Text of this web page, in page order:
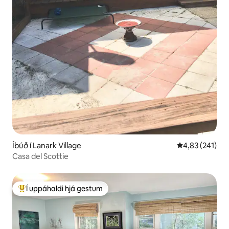
Íbúð í Lanark Village 4,83 af 5 í
4,83 (241)
Casa del Scottie
Í mestu uppáhaldi hjá gestum
Í uppáhaldi hjá gestum